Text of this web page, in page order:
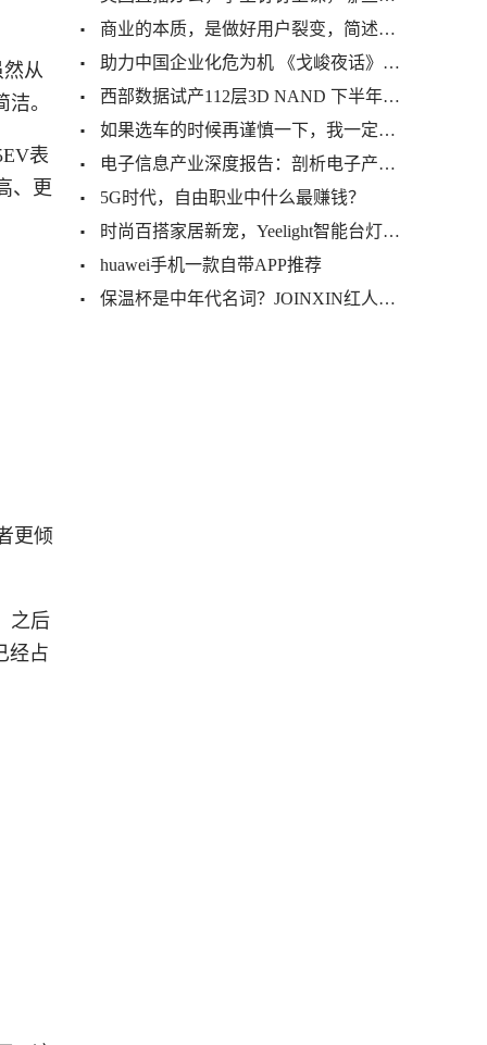
从
。
表
、更
更倾
之后
经占
商业的本质，是做好用户裂变，简述用户增长的逻辑框架
助力中国企业化危为机 《戈峻夜话》公益直播倾情分享
西部数据试产112层3D NAND 下半年将量产1.33Tb容量
如果选车的时候再谨慎一下，我一定不会错过新自由光2.0T
电子信息产业深度报告：剖析电子产业三大关键点
5G时代，自由职业中什么最赚钱？
时尚百搭家居新宠，Yeelight智能台灯Pro
huawei手机一款自带APP推荐
保温杯是中年代名词？JOINXIN红人杯刷新你的认知！